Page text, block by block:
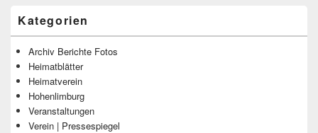
Kategorien
Archiv Berichte Fotos
Heimatblätter
Heimatverein
Hohenlimburg
Veranstaltungen
Verein | Pressespiegel